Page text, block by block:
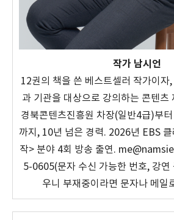
작가 남시언
12권의 책을 쓴 베스트셀러 작가이자
과 기관을 대상으로 강의하는 콘텐츠
경북콘텐츠진흥원 차장(일반4급)부
까지, 10년 넘은 경력. 2026년 EBS
작> 분야 4회 방송 출연.
5-0605(문자 수신 가능한 번호, 강연
우니 부재중이라면 문자나 메일